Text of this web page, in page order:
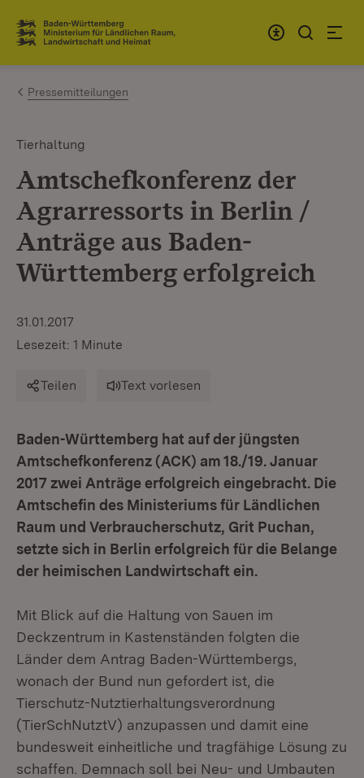
Zum Inhalt springen
Link zur Startseite
Pressemitteilungen
Tierhaltung
Amtschefkonferenz der
Agrarressorts in Berlin /
Anträge aus Baden-
Württemberg erfolgreich
31.01.2017
Lesezeit: 1 Minute
Teilen Text vorlesen
Baden-Württemberg hat auf der jüngsten
Amtschefkonferenz (ACK) am 18./19. Januar
2017 zwei Anträge erfolgreich eingebracht. Die
Amtschefin des Ministeriums für Ländlichen
Raum und Verbraucherschutz, Grit Puchan,
setzte sich in Berlin erfolgreich für die Belange
der heimischen Landwirtschaft ein.
Mit Blick auf die Haltung von Sauen im
Deckzentrum in Kastenständen folgten die
Länder dem Antrag Baden-Württembergs,
wonach der Bund nun gefordert ist, die
Tierschutz-Nutztierhaltungsverordnung
(TierSchNutztV) anzupassen und damit eine
bundesweit einheitliche und tragfähige Lösung zu
schaffen. Demnach soll bei Neu- und Umbauten